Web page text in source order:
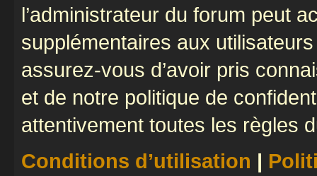
l’administrateur du forum peut
supplémentaires aux
assurez-vous d’avoir pris
et de notre politique de
attentivement toutes les règles
Conditions d’utilisation |